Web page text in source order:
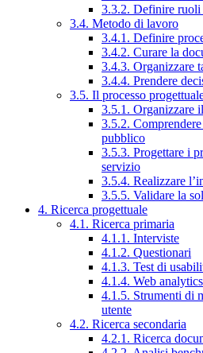
3.3.2. Definire ruoli
3.4. Metodo di lavoro
3.4.1. Definire
3.4.2. Curare la
3.4.3. Organizzare
3.4.4. Prendere
3.5. Il processo
3.5.1. Organizzare
3.5.2.
pubblico
3.5.3. Progettare i
servizio
3.5.4. Realizzare
3.5.5. Validare la
4. Ricerca progettuale
4.1. Ricerca primaria
4.1.1. Interviste
4.1.2. Questionari
4.1.3. Test di
4.1.4. Web analytics
4.1.5. Strumenti di
utente
4.2. Ricerca secondaria
4.2.1. Ricerca